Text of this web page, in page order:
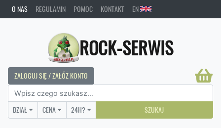
O NAS REGULAMIN POMOC KONTAKT EN
ROCK-SERWIS
ZALOGUJ SIĘ / ZAŁÓŻ KONTO
DZIAŁ CENA 24H? SZUKAJ